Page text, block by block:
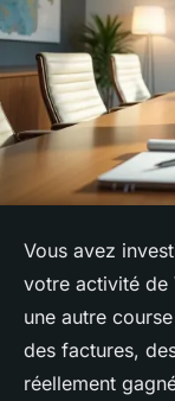
Vous avez
votre activité de
une autre
des factures,
réellement